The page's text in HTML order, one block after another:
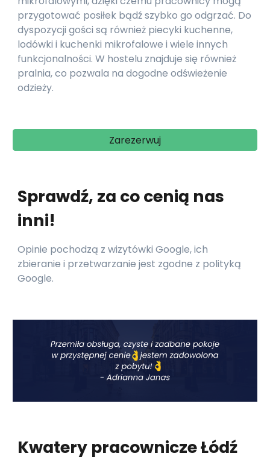
przygotować posiłek bądź szybko go odgrzać. Do
dyspozycji gości są również piecyki kuchenne,
lodówki i kuchenki mikrofalowe i wiele innych
funkcjonalności. W hostelu znajduje się również
pralnia, co pozwala na dogodne odświeżenie
odzieży.
Zarezerwuj
Sprawdź, za co cenią nas
inni!
Opinie pochodzą z wizytówki Google, ich
zbieranie i przetwarzanie jest zgodne z polityką
Google.
Kwatery pracownicze Łódź